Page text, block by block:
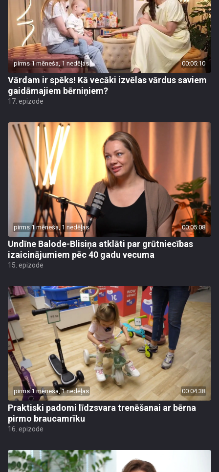
pirms 1 mēneša, 1 nedēļas 00:05:10
Vārdam ir spēks! Kā vecāki izvēlas vārdus saviem
gaidāmajiem bērniņiem?
17. epizode
pirms 1 mēneša, 1 nedēļas 00:05:08
Undīne Balode-Blisiņa atklāti par grūtniecības
izaicinājumiem pēc 40 gadu vecuma
15. epizode
pirms 1 mēneša, 1 nedēļas 00:04:38
Praktiski padomi līdzsvara trenēšanai ar bērna
pirmo braucamrīku
16. epizode